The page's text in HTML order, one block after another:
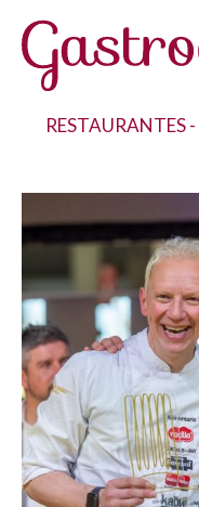
RESTAURANTES-